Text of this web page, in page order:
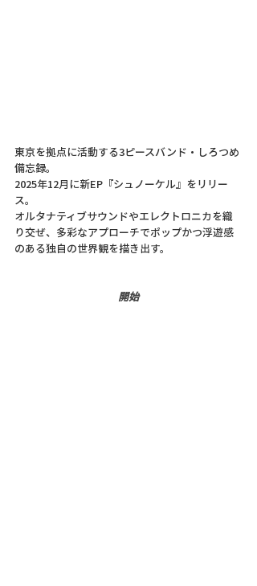
東京を拠点に活動する3ピースバンド・しろつめ
備忘録。
2025年12月に新EP『シュノーケル』をリリー
ス。
オルタナティブサウンドやエレクトロニカを織
り交ぜ、多彩なアプローチでポップかつ浮遊感
のある独自の世界観を描き出す。
開始